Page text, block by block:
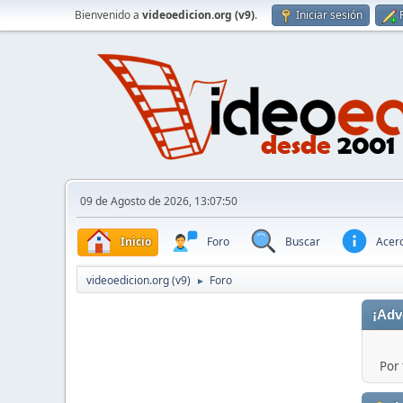
Bienvenido a videoedicion.org (v9). Iniciar sesión
09 de Agosto de 2026, 13:07:50
Inicio Foro Buscar
videoedicion.org (v9) ► Foro
Por